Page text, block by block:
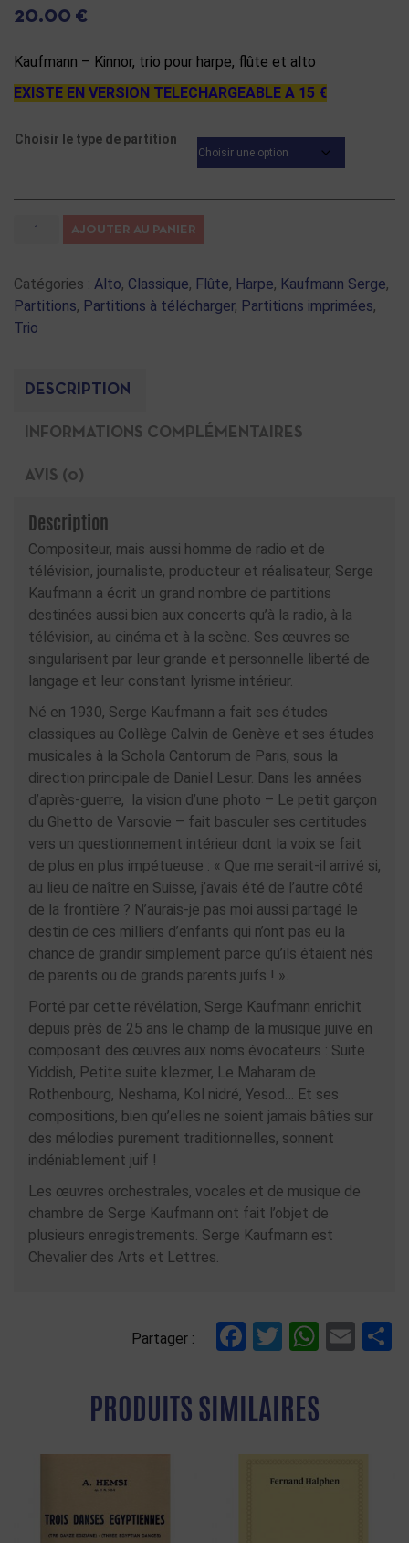
20.00 €
Kaufmann – Kinnor, trio pour harpe, flûte et alto
EXISTE EN VERSION TELECHARGEABLE A 15 €
Choisir le type de partition
AJOUTER AU PANIER
Catégories : Alto, Classique, Flûte, Harpe, Kaufmann Serge,
Partitions, Partitions à télécharger, Partitions imprimées,
Trio
DESCRIPTION
INFORMATIONS COMPLÉMENTAIRES
AVIS (0)
Description
Compositeur, mais aussi homme de radio et de
télévision, journaliste, producteur et réalisateur, Serge
Kaufmann a écrit un grand nombre de partitions
destinées aussi bien aux concerts qu’à la radio, à la
télévision, au cinéma et à la scène. Ses œuvres se
singularisent par leur grande et personnelle liberté de
langage et leur constant lyrisme intérieur.
Né en 1930, Serge Kaufmann a fait ses études
classiques au Collège Calvin de Genève et ses études
musicales à la Schola Cantorum de Paris, sous la
direction principale de Daniel Lesur. Dans les années
d’après-guerre, la vision d’une photo – Le petit garçon
du Ghetto de Varsovie – fait basculer ses certitudes
vers un questionnement intérieur dont la voix se fait
de plus en plus impétueuse : « Que me serait-il arrivé si,
au lieu de naître en Suisse, j’avais été de l’autre côté
de la frontière ? N’aurais-je pas moi aussi partagé le
destin de ces milliers d’enfants qui n’ont pas eu la
chance de grandir simplement parce qu’ils étaient nés
de parents ou de grands parents juifs ! ».
Porté par cette révélation, Serge Kaufmann enrichit
depuis près de 25 ans le champ de la musique juive en
composant des œuvres aux noms évocateurs : Suite
Yiddish, Petite suite klezmer, Le Maharam de
Rothenbourg, Neshama, Kol nidré, Yesod… Et ses
compositions, bien qu’elles ne soient jamais bâties sur
des mélodies purement traditionnelles, sonnent
indéniablement juif !
Les œuvres orchestrales, vocales et de musique de
chambre de Serge Kaufmann ont fait l’objet de
plusieurs enregistrements. Serge Kaufmann est
Chevalier des Arts et Lettres.
Partager : Facebook
Twitter
PRODUITS SIMILAIRES